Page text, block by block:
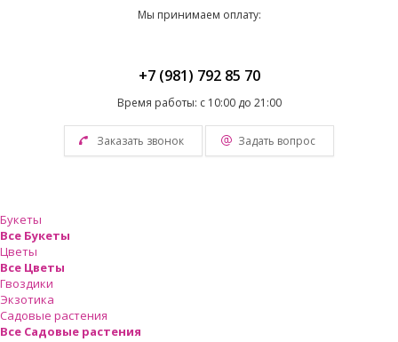
Мы принимаем оплату:
+7 (981) 792 85 70
Время работы: с 10:00 до 21:00
Заказать звонок Задать вопрос
Букеты
Все Букеты
Цветы
Все Цветы
Гвоздики
Экзотика
Садовые растения
Все Садовые растения